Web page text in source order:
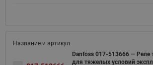
Danfoss 017-513666 — Реле
для тяжелых условий